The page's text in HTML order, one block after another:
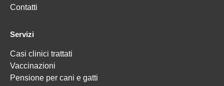
Contatti
Servizi
Casi clinici trattati
Vaccinazioni
Pensione per cani e gatti